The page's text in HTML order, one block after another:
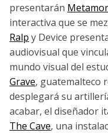
presentarán
interactiva que se
Ralp y Device
audiovisual que
mundo visual del
Grave, guatemalteco
desplegará su
acabar, el diseñador
The Cave, una